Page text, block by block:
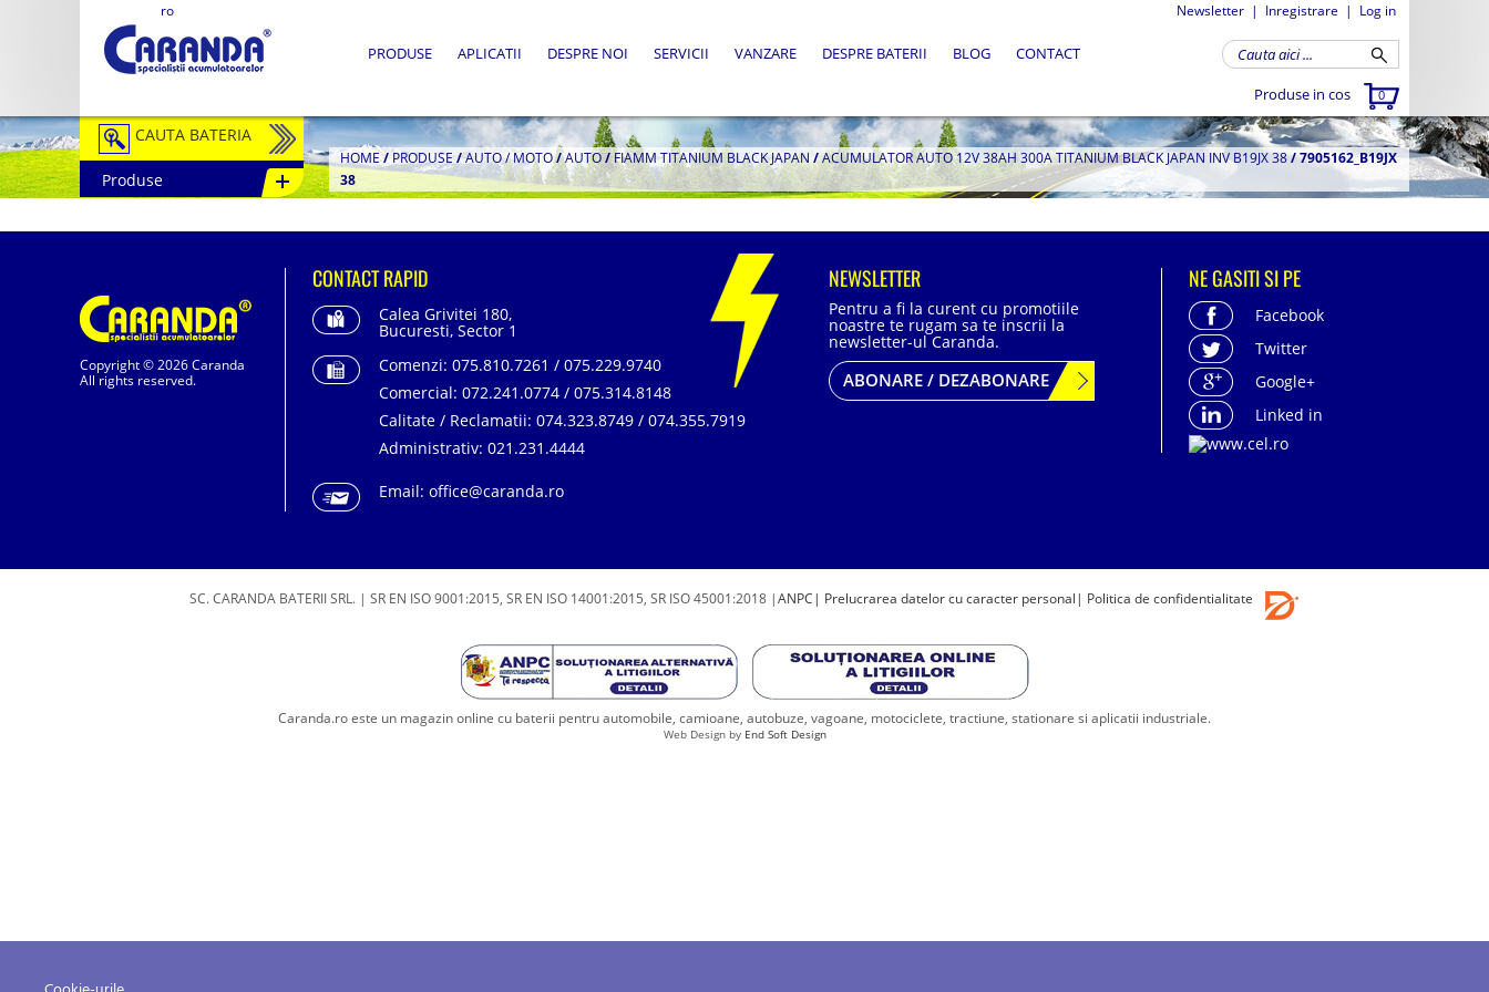
ro Newsletter | Inregistrare | Log in
Produse in cos 0
PRODUSE APLICATII DESPRE NOI SERVICII VANZARE DESPRE BATERII BLOG CONTACT
CAUTA BATERIA
Auto / Moto
Tractiune
Stationare
Redresoare
Produse
HOME/PRODUSE /AUTO / MOTO/AUTO/FIAMM TITANIUM BLACK JAPAN/ACUMULATOR AUTO 12V 38AH 300A TITANIUM BLACK JAPAN INV B19JX 38/7905162_B19JX
38
Copyright © 2026 Caranda
All rights reserved.
CONTACT RAPID
Calea Grivitei 180,
Bucuresti, Sector 1
Comenzi: 075.810.7261 / 075.229.9740
Comercial: 072.241.0774 / 075.314.8148
Calitate / Reclamatii: 074.323.8749 / 074.355.7919
Administrativ: 021.231.4444
Email: office@caranda.ro
NEWSLETTER
Pentru a fi la curent cu promotiile
noastre te rugam sa te inscrii la
newsletter-ul Caranda.
ABONARE / DEZABONARE
NE GASITI SI PE
Facebook
Twitter
Google+
Linked in
SC. CARANDA BATERII SRL. | SR EN ISO 9001:2015, SR EN ISO 14001:2015, SR ISO 45001:2018 |ANPC | Prelucrarea datelor cu caracter personal | Politica de confidentialitate
Caranda.ro este un magazin online cu baterii pentru automobile, camioane, autobuze, vagoane, motociclete, tractiune, stationare si aplicatii industriale.
Web Design by End Soft Design